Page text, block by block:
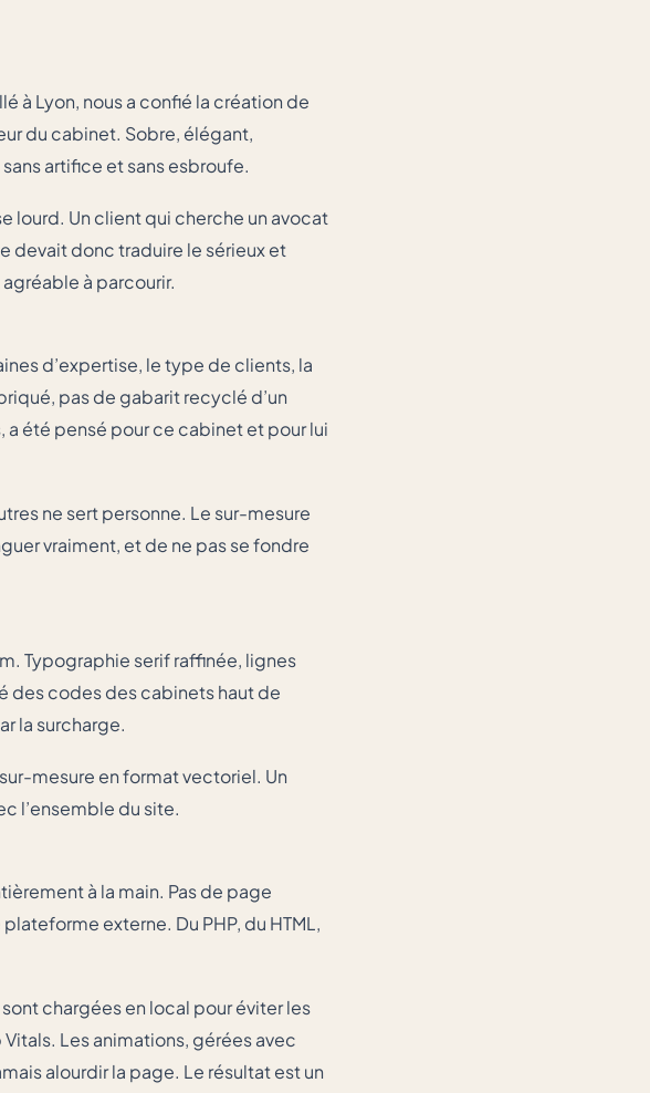
à Lyon, nous a confié la création de
du cabinet. Sobre, élégant,
artifice et sans esbroufe.
lourd. Un client qui cherche un avocat
devait donc traduire le sérieux et
à parcourir.
d’expertise, le type de clients, la
pas de gabarit recyclé d’un
été pensé pour ce cabinet et pour lui
ne sert personne. Le sur-mesure
vraiment, et de ne pas se fondre
Typographie serif raffinée, lignes
des codes des cabinets haut de
la surcharge.
mesure en format vectoriel. Un
l’ensemble du site.
à la main. Pas de page
externe. Du PHP, du HTML,
chargées en local pour éviter les
Les animations, gérées avec
alourdir la page. Le résultat est un